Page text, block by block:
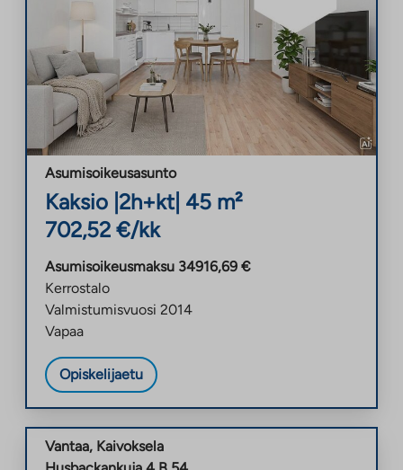
Asumisoikeusasunto
Kaksio 2h+kt| 45 m²
702,52 €/kk
Asumisoikeusmaksu 34916,69 €
Kerrostalo
Valmistumisvuosi 2014
Vapaa
Opiskelijaetu
Vantaa, Kaivoksela